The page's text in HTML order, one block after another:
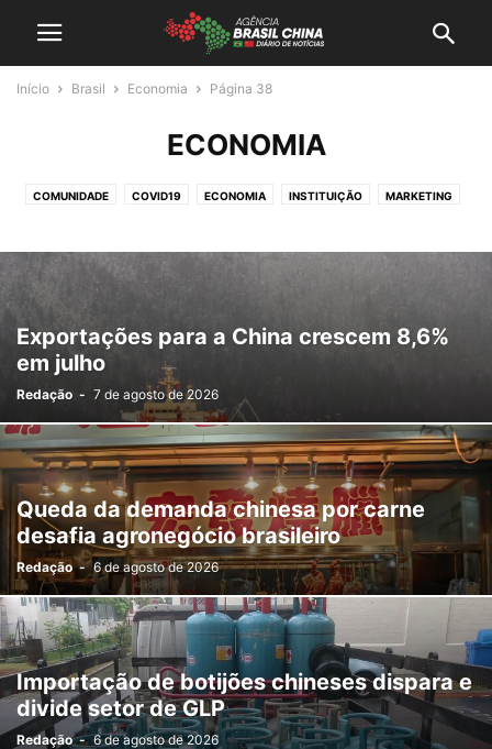
Início Brasil Economia Página 38
ECONOMIA
COMUNIDADE COVID19 ECONOMIA INSTITUIÇÃO MARKETING
TECNOLOGIA TURISMO
Exportações para a China crescem 8,6%
em julho
Redação - 7 de agosto de 2026
Queda da demanda chinesa por carne
desafia agronegócio brasileiro
Redação - 6 de agosto de 2026
Importação de botijões chineses dispara e
divide setor de GLP
Redação - 6 de agosto de 2026